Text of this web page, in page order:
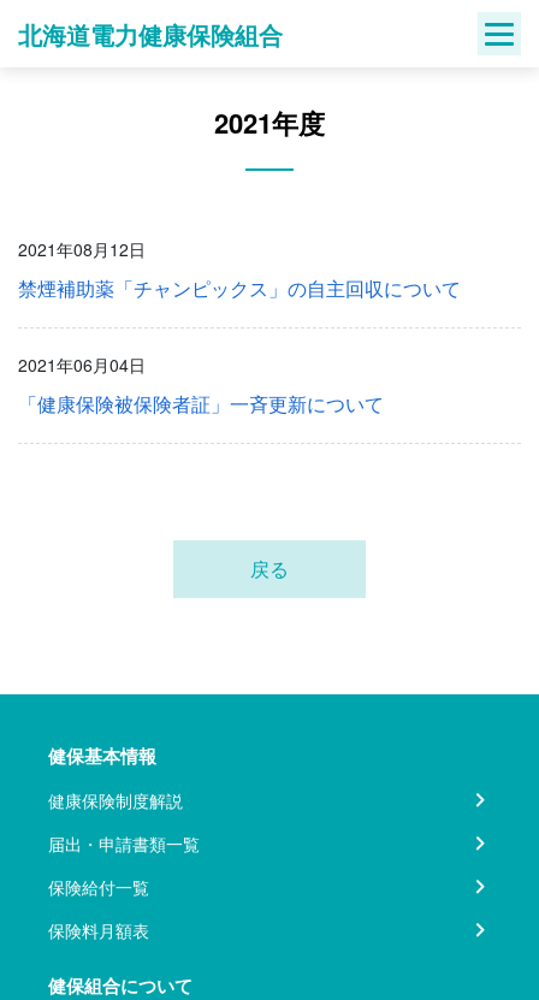
北海道電力健康保険組合
2021年度
2021年08月12日
禁煙補助薬「チャンピックス」の自主回収について
2021年06月04日
「健康保険被保険者証」一斉更新について
戻る
健保基本情報
健康保険制度解説
届出・申請書類一覧
保険給付一覧
保険料月額表
健保組合について